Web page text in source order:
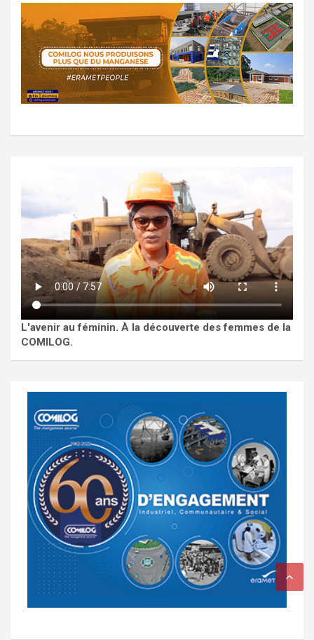
L'avenir au féminin. À la découverte des femmes de la
COMILOG.